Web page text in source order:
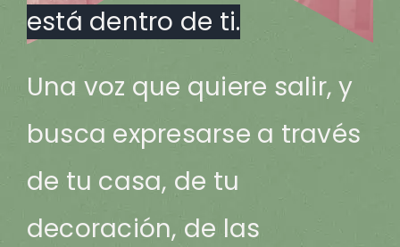
está dentro de ti.
Una voz que quiere salir, y
busca expresarse a través
de tu casa, de tu
decoración, de las